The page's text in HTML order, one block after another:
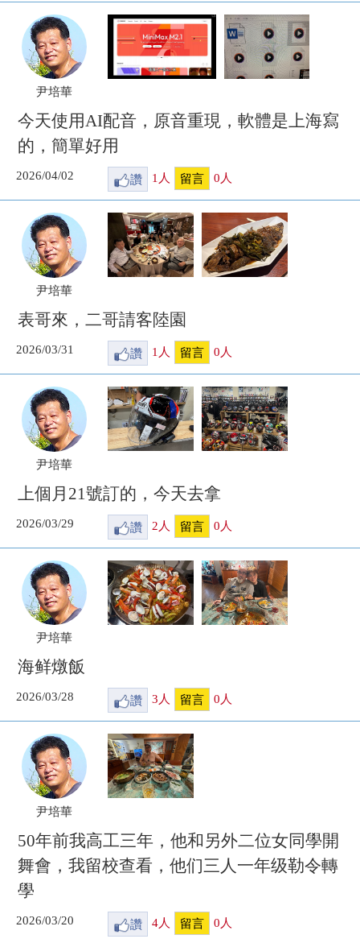
尹培華
今天使用AI配音，原音重現，軟體是上海寫
的，簡單好用
2026/04/02 讚 1 人 留言 0 人
尹培華
表哥來，二哥請客陸園
2026/03/31 讚 1 人 留言 0 人
尹培華
上個月21號訂的，今天去拿
2026/03/29 讚 2 人 留言 0 人
尹培華
海鲜燉飯
2026/03/28 讚 3 人 留言 0 人
尹培華
50年前我高工三年，他和另外二位女同學開
舞會，我留校查看，他们三人一年级勒令轉
學
2026/03/20 讚 4人 留言 0 人